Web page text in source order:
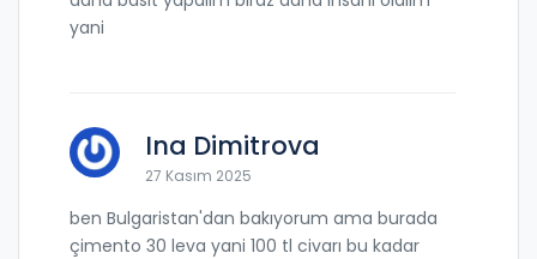
yani
Ina Dimitrova
27 Kasım 2025
ben Bulgaristan'dan bakıyorum ama burada
çimento 30 leva yani 100 tl civarı bu kadar